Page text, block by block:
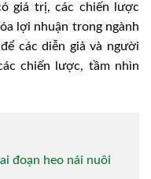
giá trị, các chiến lược
lợi nhuận trong ngành
các diễn giả và người
chiến lược, tầm nhìn
đoạn heo nái nuôi